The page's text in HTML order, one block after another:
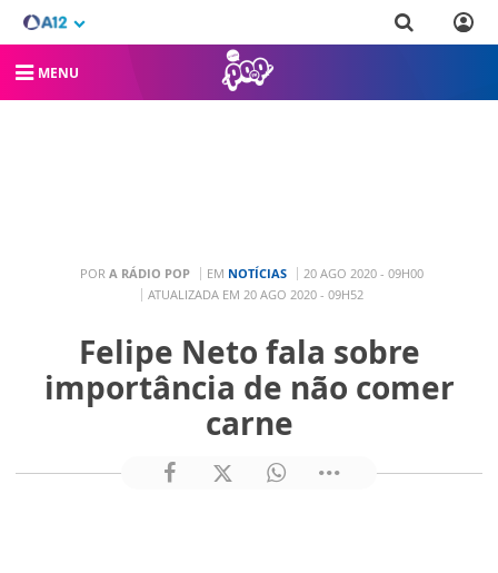
MENU
POR A RÁDIO POP EM NOTÍCIAS
20 AGO 2020 - 09H00
ATUALIZADA EM 20 AGO 2020 - 09H52
Felipe Neto fala sobre
importância de não comer
carne